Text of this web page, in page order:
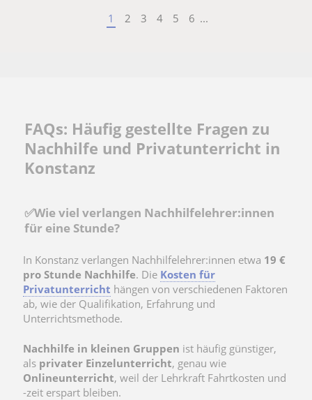
1 2 3 4 5 6 ...
FAQs: Häufig gestellte Fragen zu
Nachhilfe und Privatunterricht in
Konstanz
✅Wie viel verlangen Nachhilfelehrer:innen
für eine Stunde?
In Konstanz verlangen Nachhilfelehrer:innen etwa 19 €
pro Stunde Nachhilfe. Die Kosten für
Privatunterricht hängen von verschiedenen Faktoren
ab, wie der Qualifikation, Erfahrung und
Unterrichtsmethode.
Nachhilfe in kleinen Gruppen ist häufig günstiger,
als privater Einzelunterricht, genau wie
Onlineunterricht, weil der Lehrkraft Fahrtkosten und
-zeit erspart bleiben.